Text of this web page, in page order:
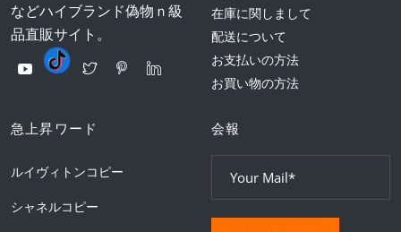
などハイブランド偽物ｎ級
品直販サイト。
在庫に関しまして
配送について
お支払いの方法
お買い物の方法
急上昇ワード
ルイヴィトンコピー
シャネルコピー
会報